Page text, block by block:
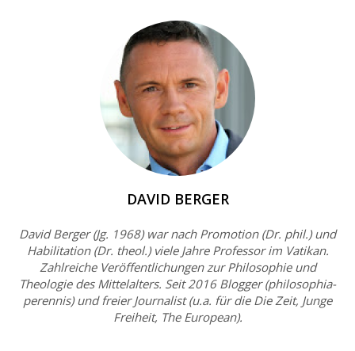
DAVID BERGER
David Berger (Jg. 1968) war nach Promotion (Dr. phil.) und
Habilitation (Dr. theol.) viele Jahre Professor im Vatikan.
Zahlreiche Veröffentlichungen zur Philosophie und
Theologie des Mittelalters. Seit 2016 Blogger (philosophia-
perennis) und freier Journalist (u.a. für die Die Zeit, Junge
Freiheit, The European).